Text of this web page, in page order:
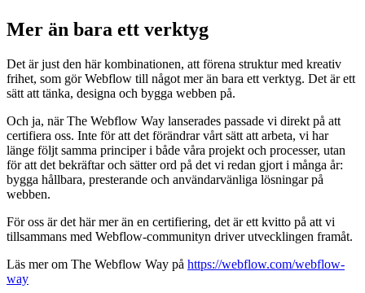
Mer än bara ett verktyg
Det är just den här kombinationen, att förena struktur med kreativ
frihet, som gör Webflow till något mer än bara ett verktyg. Det är ett
sätt att tänka, designa och bygga webben på.
Och ja, när The Webflow Way lanserades passade vi direkt på att
certifiera oss. Inte för att det förändrar vårt sätt att arbeta, vi har
länge följt samma principer i både våra projekt och processer, utan
för att det bekräftar och sätter ord på det vi redan gjort i många år:
bygga hållbara, presterande och användarvänliga lösningar på
webben.
För oss är det här mer än en certifiering, det är ett kvitto på att vi
tillsammans med Webflow-communityn driver utvecklingen framåt.
Läs mer om The Webflow Way på https://webflow.com/webflow-
way